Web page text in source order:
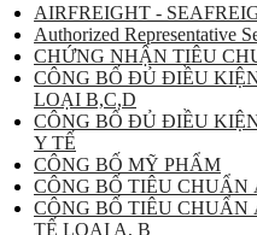
AIRFREIGHT -
Authorized Representative
CHỨNG NHẬN TIÊU
CÔNG BỐ ĐỦ ĐIỀU
LOẠI B,C,D
CÔNG BỐ ĐỦ ĐIỀU
Y TẾ
CÔNG BỐ MỸ PHẨM
CÔNG BỐ TIÊU CHUẨN
CÔNG BỐ TIÊU CHUẨN
TẾ LOẠI A, B